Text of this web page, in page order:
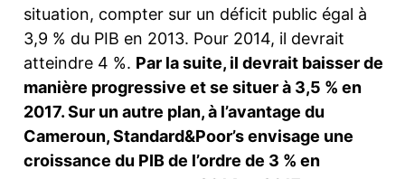
situation, compter sur un déficit public égal à
3,9 % du PIB en 2013. Pour 2014, il devrait
atteindre 4 %. Par la suite, il devrait baisser de
manière progressive et se situer à 3,5 % en
2017. Sur un autre plan, à l’avantage du
Cameroun, Standard&Poor’s envisage une
croissance du PIB de l’ordre de 3 % en